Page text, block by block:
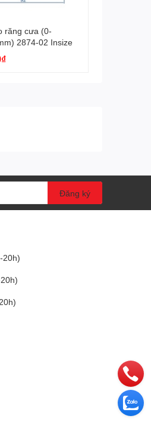
răng cưa (0-
2874-02 Insize
Đăng ký
20h)